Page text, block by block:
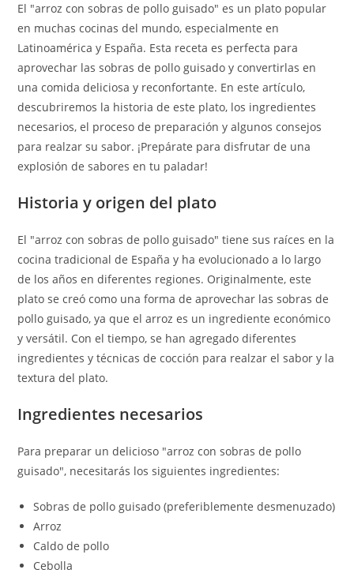
El "arroz con sobras de pollo guisado" es un plato popular
en muchas cocinas del mundo, especialmente en
Latinoamérica y España. Esta receta es perfecta para
aprovechar las sobras de pollo guisado y convertirlas en
una comida deliciosa y reconfortante. En este artículo,
descubriremos la historia de este plato, los ingredientes
necesarios, el proceso de preparación y algunos consejos
para realzar su sabor. ¡Prepárate para disfrutar de una
explosión de sabores en tu paladar!
Historia y origen del plato
El "arroz con sobras de pollo guisado" tiene sus raíces en la
cocina tradicional de España y ha evolucionado a lo largo
de los años en diferentes regiones. Originalmente, este
plato se creó como una forma de aprovechar las sobras de
pollo guisado, ya que el arroz es un ingrediente económico
y versátil. Con el tiempo, se han agregado diferentes
ingredientes y técnicas de cocción para realzar el sabor y la
textura del plato.
Ingredientes necesarios
Para preparar un delicioso "arroz con sobras de pollo
guisado", necesitarás los siguientes ingredientes:
Sobras de pollo guisado (preferiblemente desmenuzado)
Arroz
Caldo de pollo
Cebolla